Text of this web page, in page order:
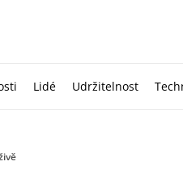
Lidé Udržitelnost